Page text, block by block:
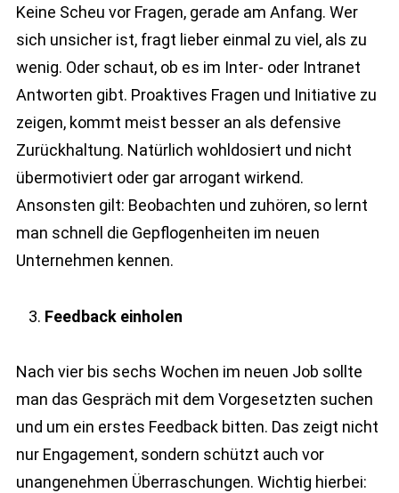
Keine Scheu vor Fragen, gerade am Anfang. Wer
sich unsicher ist, fragt lieber einmal zu viel, als zu
wenig. Oder schaut, ob es im Inter- oder Intranet
Antworten gibt. Proaktives Fragen und Initiative zu
zeigen, kommt meist besser an als defensive
Zurückhaltung. Natürlich wohldosiert und nicht
übermotiviert oder gar arrogant wirkend.
Ansonsten gilt: Beobachten und zuhören, so lernt
man schnell die Gepflogenheiten im neuen
Unternehmen kennen.
Feedback einholen
Nach vier bis sechs Wochen im neuen Job sollte
man das Gespräch mit dem Vorgesetzten suchen
und um ein erstes Feedback bitten. Das zeigt nicht
nur Engagement, sondern schützt auch vor
unangenehmen Überraschungen. Wichtig hierbei: